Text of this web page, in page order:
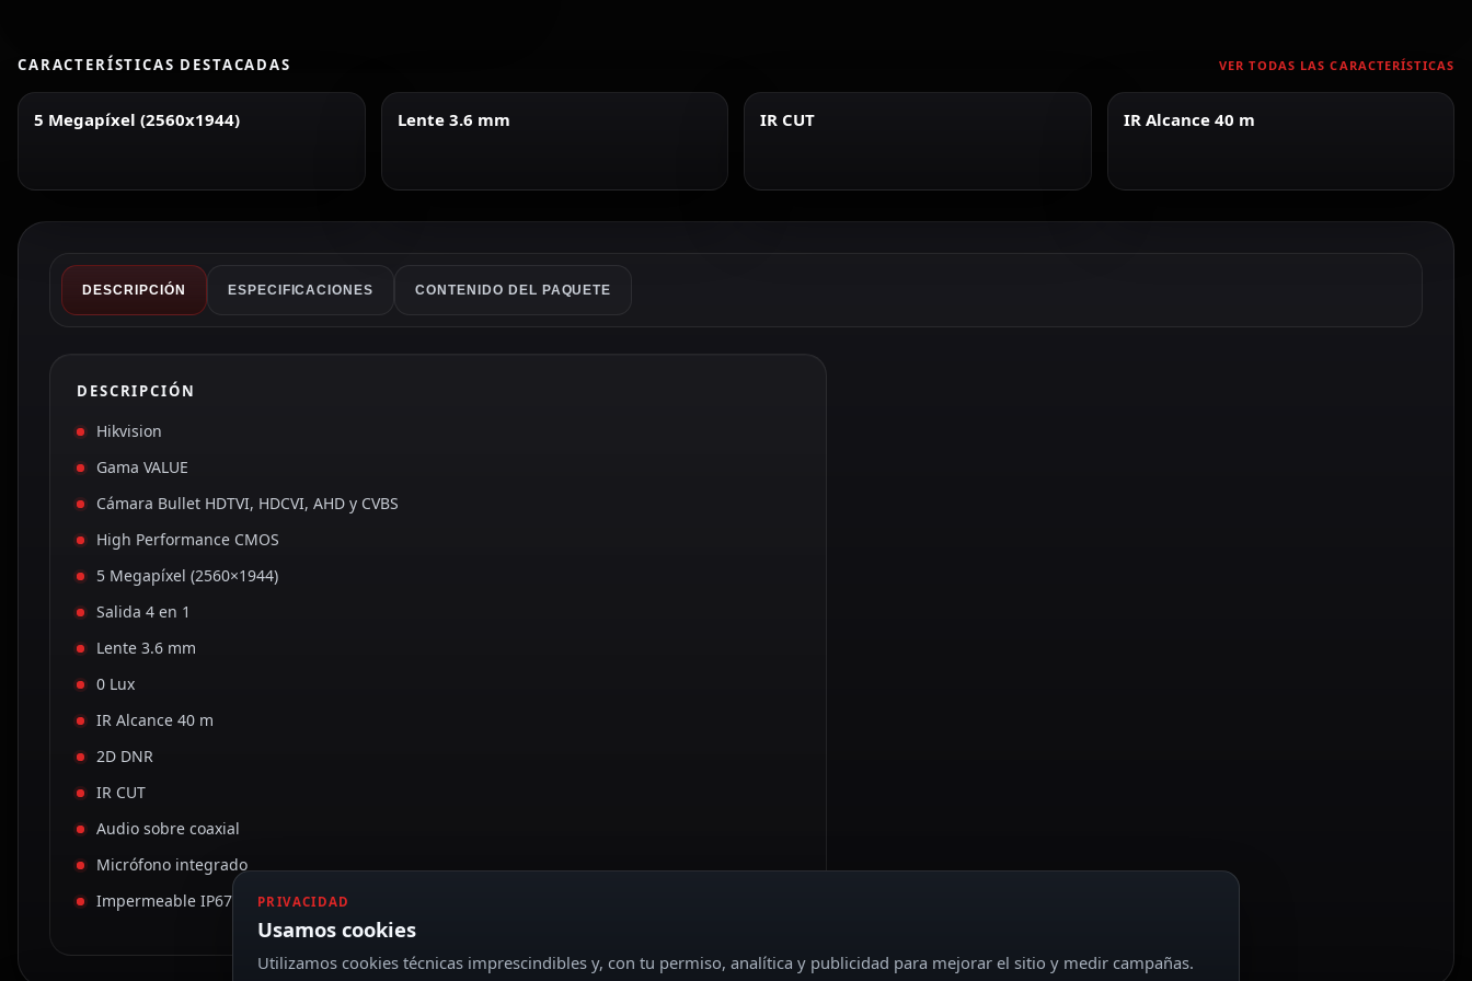
CARACTERÍSTICAS DESTACADAS VER TODAS LAS CARACTERÍSTICAS
5 Megapíxel (2560x1944) Lente 3.6 mm IR CUT IR Alcance 40 m
DESCRIPCIÓN ESPECIFICACIONES CONTENIDO DEL PAQUETE
DESCRIPCIÓN
Hikvision
Gama VALUE
Cámara Bullet HDTVI, HDCVI, AHD y CVBS
High Performance CMOS
5 Megapíxel (2560×1944)
Salida 4 en 1
Lente 3.6 mm
0 Lux
IR Alcance 40 m
2D DNR
IR CUT
Audio sobre coaxial
Micrófono integrado
Impermeable IP67
PRIVACIDAD
Usamos cookies
Utilizamos cookies técnicas imprescindibles y, con tu permiso, analítica y publicidad para mejorar el sitio y medir campañas.